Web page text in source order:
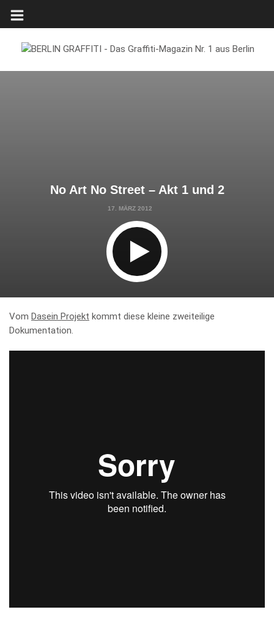
No Art No Street – Akt 1 und 2
17. MÄRZ 2012
Vom Dasein Projekt kommt diese kleine zweiteilige
Dokumentation.